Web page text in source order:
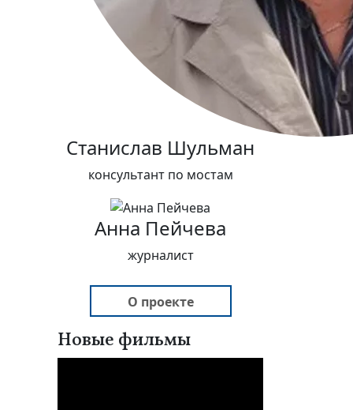
Станислав Шульман
консультант по мостам
Анна Пейчева
журналист
О проекте
Новые фильмы